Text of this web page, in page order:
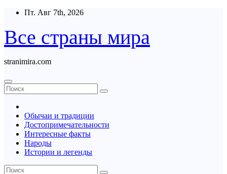
Перейти
содержимому
Пт. Авг 7th, 2026
Все страны мира
stranimira.com
Обычаи и традиции
Достопримечательности
Интересные факты
Народы
Истории и легенды